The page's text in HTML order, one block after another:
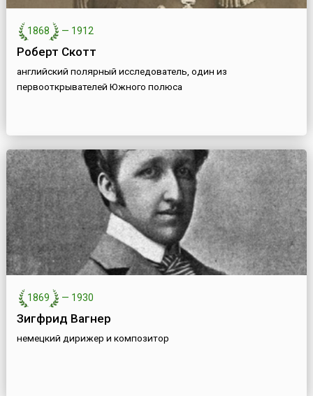
1868 — 1912
Роберт Скотт
английский полярный исследователь, один из
первооткрывателей Южного полюса
1869 — 1930
Зигфрид Вагнер
немецкий дирижер и композитор